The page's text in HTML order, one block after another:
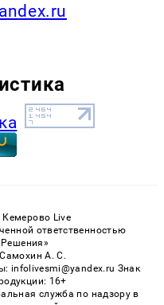
Live
ответственностью
А. С.
infolivesmi@yandex.ru Знак
16+
служба по надзору в